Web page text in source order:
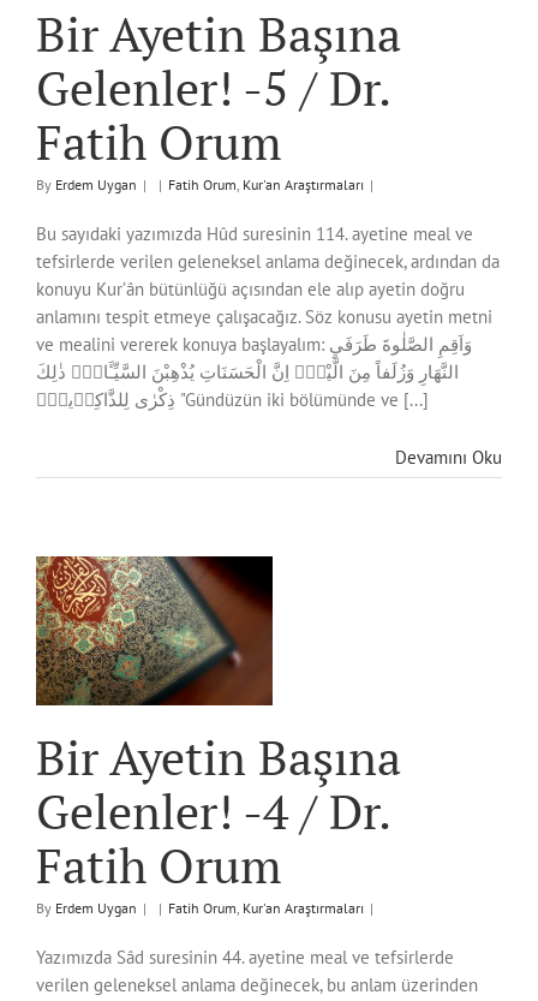
Bir Ayetin Başına
Gelenler! -5 / Dr.
Fatih Orum
By Erdem Uygan | | Fatih Orum, Kur'an Araştırmaları |
Bu sayıdaki yazımızda Hûd suresinin 114. ayetine meal ve
tefsirlerde verilen geleneksel anlama değinecek, ardından da
konuyu Kur’ân bütünlüğü açısından ele alıp ayetin doğru
anlamını tespit etmeye çalışacağız. Söz konusu ayetin metni
ve mealini vererek konuya başlayalım: وَاَقِمِ الصَّلٰوةَ طَرَفَيِ
النَّهَارِ وَزُلَفاً مِنَ الَّيْلِۜ اِنَّ الْحَسَنَاتِ يُذْهِبْنَ السَّيِّـَٔاتِۜ ذٰلِكَ
ذِكْرٰى لِلذَّاكِر۪ينَۚ "Gündüzün iki bölümünde ve [...]
Devamını Oku
Bir Ayetin Başına
Gelenler! -4 / Dr.
Fatih Orum
By Erdem Uygan | | Fatih Orum, Kur'an Araştırmaları |
Yazımızda Sâd suresinin 44. ayetine meal ve tefsirlerde
verilen geleneksel anlama değinecek, bu anlam üzerinden